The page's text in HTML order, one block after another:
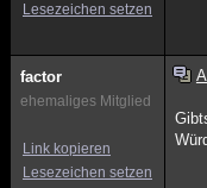
Lesezeichen setzen
factor
ehemaliges Mitglied
Link kopieren
Lesezeichen setzen